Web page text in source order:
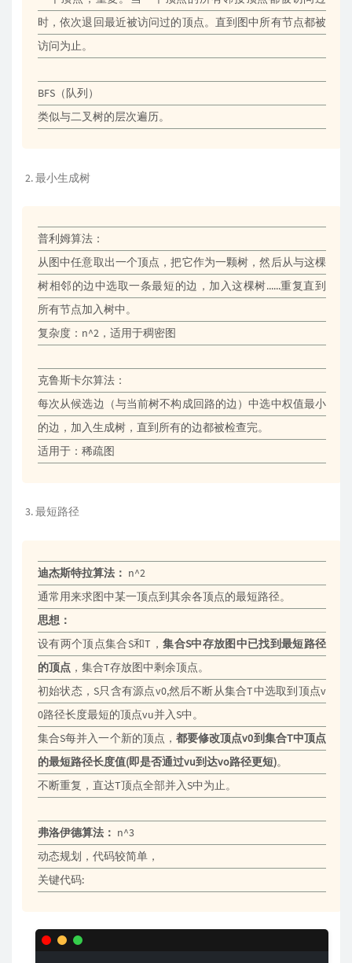
时，依次退回最近被访问过的顶点。直到图中所有节点都被
访问为止。
BFS（队列）
类似与二叉树的层次遍历。
最小生成树
普利姆算法：
从图中任意取出一个顶点，把它作为一颗树，然后从与这棵
树相邻的边中选取一条最短的边，加入这棵树......重复直到
所有节点加入树中。
复杂度：n^2，适用于稠密图
克鲁斯卡尔算法：
每次从候选边（与当前树不构成回路的边）中选中权值最小
的边，加入生成树，直到所有的边都被检查完。
适用于：稀疏图
最短路径
迪杰斯特拉算法： n^2
通常用来求图中某一顶点到其余各顶点的最短路径。
思想：
设有两个顶点集合S和T，集合S中存放图中已找到最短路径
的顶点 ，集合T存放图中剩余顶点。
初始状态，S只含有源点v0,然后不断从集合T中选取到顶点v
0路径长度最短的顶点vu并入S中。
集合S每并入一个新的顶点， 都要修改顶点v0到集合T中顶点
的最短路径长度值(即是否通过vu到达vo路径更短)。
不断重复，直达T顶点全部并入S中为止。
弗洛伊德算法： n^3
动态规划，代码较简单，
关键代码: